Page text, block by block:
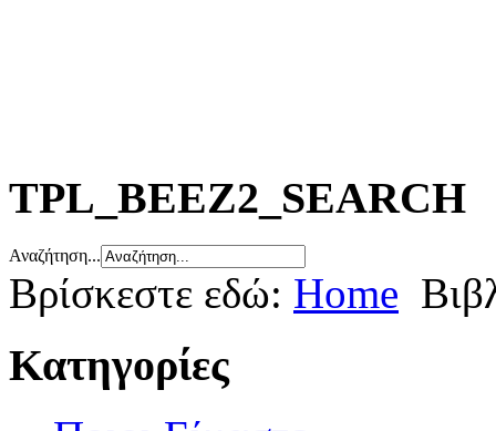
TPL_BEEZ2_SEARCH
Αναζήτηση...
Βρίσκεστε εδώ: Home
Κατηγορίες